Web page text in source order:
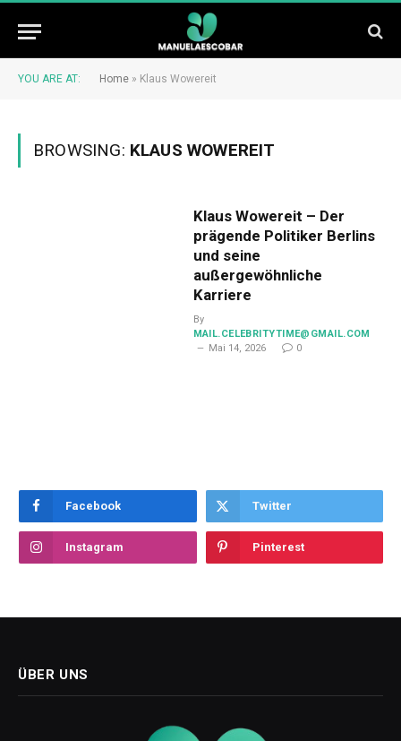
YOU ARE AT: Home » Klaus Wowereit
BROWSING: KLAUS WOWEREIT
Klaus Wowereit – Der
prägende Politiker Berlins
und seine
außergewöhnliche
Karriere
By
MAIL.CELEBRITYTIME@GMAIL.COM
Mai 14, 2026
0
Facebook Twitter
Instagram Pinterest
ÜBER UNS